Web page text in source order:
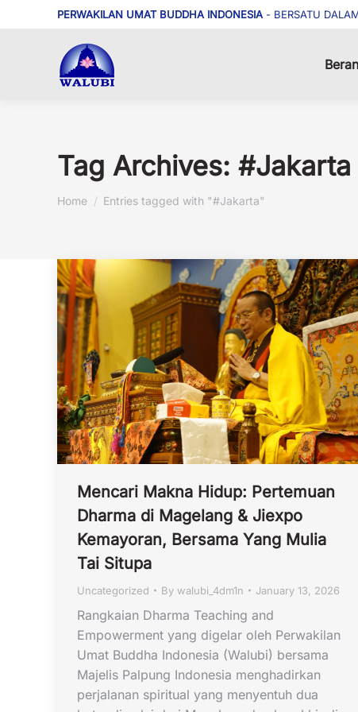
PERWAKILAN UMAT BUDDHA INDONESIA - BERSATU
Tag Archives: #Jakarta
You are here:
Home Entries tagged with "#Jakarta"
Mencari Makna Hidup: Pertemuan
Dharma di Magelang & Jiexpo
Kemayoran, Bersama Yang Mulia
Tai Situpa
Uncategorized By walubi_4dm1n January 13, 2026
Rangkaian Dharma Teaching and
Empowerment yang digelar oleh Perwakilan
Umat Buddha Indonesia (Walubi) bersama
Majelis Palpung Indonesia menghadirkan
perjalanan spiritual yang menyentuh dua